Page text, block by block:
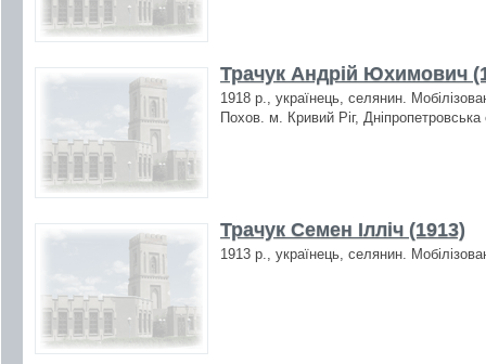
Трачук Андрій Юхимович
1918 р., українець, селянин.
Похов. м. Кривий Ріг, Дніпропетровська
Трачук Семен Ілліч (1913)
1913 р., українець, селянин.